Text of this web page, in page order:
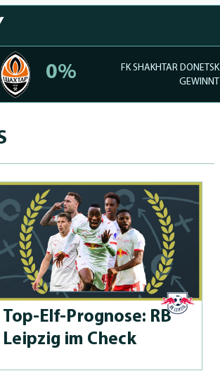
0%
FK SHAKHTAR DONETSK
GEWINNT
Top-Elf-Prog­no­se: RB
Leipzig im Check